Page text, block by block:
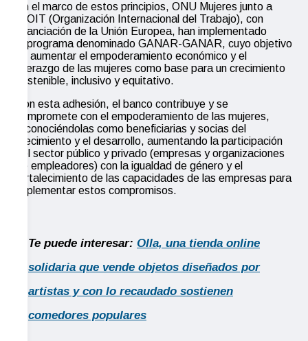
En el marco de estos principios, ONU Mujeres junto a
la OIT (Organización Internacional del Trabajo), con
financiación de la Unión Europea, han implementado
el programa denominado GANAR-GANAR, cuyo objetivo
es aumentar el empoderamiento económico y el
liderazgo de las mujeres como base para un crecimiento
sostenible, inclusivo y equitativo.
Con esta adhesión, el banco contribuye y se
compromete con el empoderamiento de las mujeres,
reconociéndolas como beneficiarias y socias del
crecimiento y el desarrollo, aumentando la participación
del sector público y privado (empresas y organizaciones
de empleadores) con la igualdad de género y el
fortalecimiento de las capacidades de las empresas para
implementar estos compromisos.
Te puede interesar: Olla, una tienda online
solidaria que vende objetos diseñados por
artistas y con lo recaudado sostienen
comedores populares